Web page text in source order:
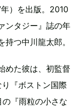
）を出版。2010
ンタジー』誌の年
つ中川龍太郎。
めた彼は、初監督
『ボストン国際
『雨粒の小さな